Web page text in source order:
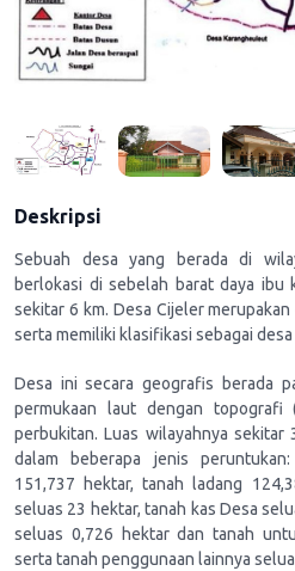
Deskripsi
Sebuah desa yang berada di
berlokasi di sebelah barat daya ibu
sekitar 6 km. Desa Cijeler
serta memiliki klasifikasi sebagai desa
Desa ini secara geografis berada
permukaan laut dengan topografi
perbukitan. Luas wilayahnya
dalam beberapa jenis
151,737 hektar, tanah ladang
seluas 23 hektar, tanah kas Desa
seluas 0,726 hektar dan tanah
serta tanah penggunaan lainnya